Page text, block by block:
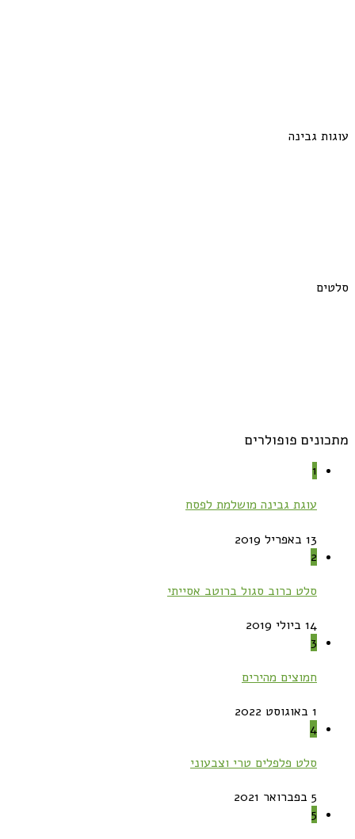
עוגות גבינה
סלטים
מתכונים פופולרים
1
עוגת גבינה מושלמת לפסח
13 באפריל 2019
2
סלט כרוב סגול ברוטב אסייתי
14 ביולי 2019
3
חמוצים מהירים
1 באוגוסט 2022
4
סלט פלפלים טרי וצבעוני
5 בפברואר 2021
5